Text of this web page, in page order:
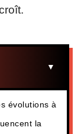
évolutions à
la